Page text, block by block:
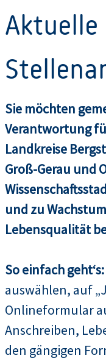
Aktuelle
Sie möchten
Verantwortung
Landkreise
Groß-Gerau und
und zu
Lebensqualität
So einfach geht‘s:
auswählen, auf
Onlineformular
Anschreiben,
den gängigen